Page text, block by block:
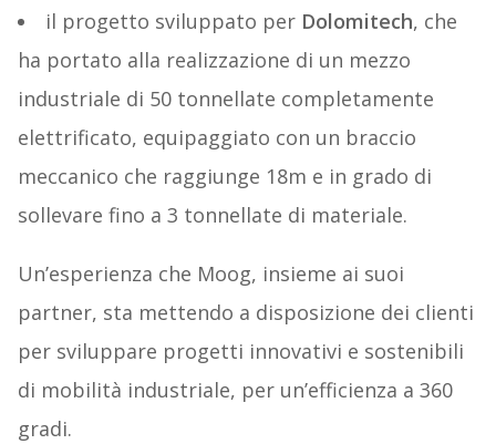
il progetto sviluppato per Dolomitech, che
ha portato alla realizzazione di un mezzo
industriale di 50 tonnellate completamente
elettrificato, equipaggiato con un braccio
meccanico che raggiunge 18m e in grado di
sollevare fino a 3 tonnellate di materiale.
Un’esperienza che Moog, insieme ai suoi
partner, sta mettendo a disposizione dei clienti
per sviluppare progetti innovativi e sostenibili
di mobilità industriale, per un’efficienza a 360
gradi.